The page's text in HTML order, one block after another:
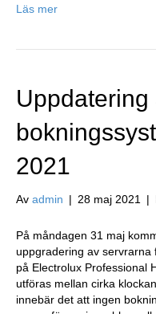
Läs mer
Uppdatering
2021
Av admin | 28 maj 2021 |
På måndagen 31 maj
uppgradering av servrarna
på Electrolux Professional
utföras mellan cirka
innebär det att ingen